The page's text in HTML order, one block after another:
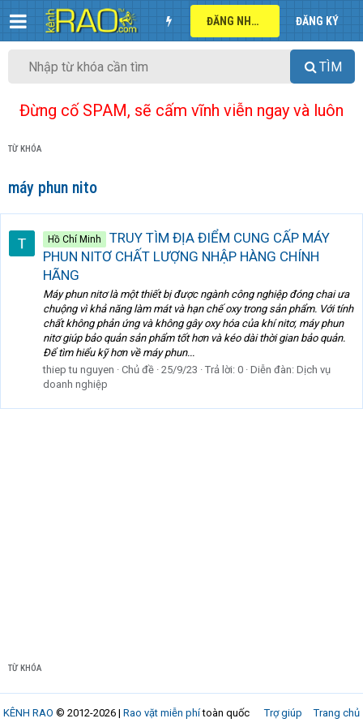
ĐĂNG NHẬP ĐĂNG KÝ
TÌM
Đừng cố SPAM, sẽ cấm vĩnh viễn ngay và luôn
TỪ KHÓA
máy phun nito
Hồ Chí Minh
TRUY TÌM ĐỊA ĐIỂM CUNG CẤP MÁY
PHUN NITƠ CHẤT LƯỢNG NHẬP HÀNG CHÍNH
HÃNG
Máy phun nitơ là một thiết bị được ngành công nghiệp đóng chai ưa
chuộng vì khả năng làm mát và hạn chế oxy trong sản phẩm. Với tính
chất không phản ứng và không gây oxy hóa của khí nitơ, máy phun
nitơ giúp bảo quản sản phẩm tốt hơn và kéo dài thời gian bảo quản.
Để tìm hiểu kỹ hơn về máy phun...
thiep tu nguyen
Chủ đề 25/9/23 Trả lời: 0 Diễn đàn: Dịch vụ
doanh nghiệp
TỪ KHÓA
Trợ giúp Trang chủ
KÊNH RAO © 2012-2026 | Rao vặt miễn phítoàn quốc